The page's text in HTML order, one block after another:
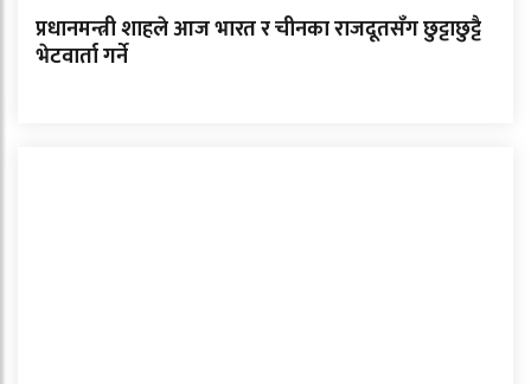
प्रधानमन्त्री शाहले आज भारत र चीनका राजदूतसँग छुट्टाछुट्टै
भेटवार्ता गर्ने